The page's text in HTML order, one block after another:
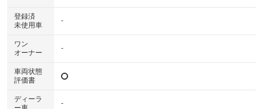
登録済
未使用車
-
ワン
オーナー
-
車両状態
評価書
ディーラ
-